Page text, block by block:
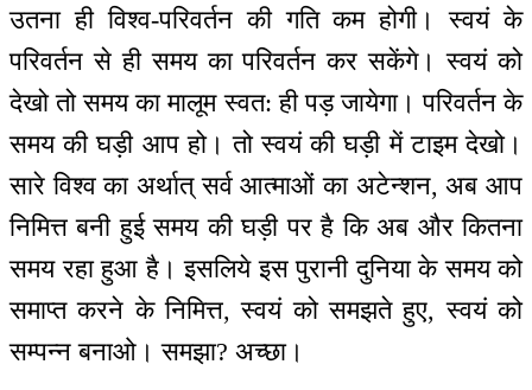
उतना ही विश्व-परिवर्तन की गति कम होगी। स्वयं के
परिवर्तन से ही समय का परिवर्तन कर सकेंगे। स्वयं को
देखो तो समय का मालूम स्वत: ही पड़ जायेगा। परिवर्तन के
समय की घड़ी आप हो। तो स्वयं की घड़ी में टाइम देखो।
सारे विश्व का अर्थात् सर्व आत्माओं का अटेन्शन, अब आप
निमित्त बनी हुई समय की घड़ी पर है कि अब और कितना
समय रहा हुआ है। इसलिये इस पुरानी दुनिया के समय को
समाप्त करने के निमित्त, स्वयं को समझते हुए, स्वयं को
सम्पन्न बनाओ। समझा? अच्छा।